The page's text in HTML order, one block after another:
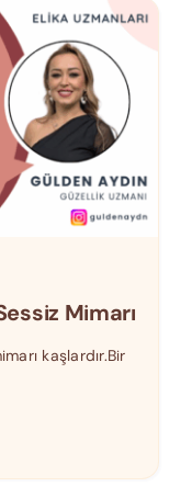
Mimarı
kaşlardır.Bir